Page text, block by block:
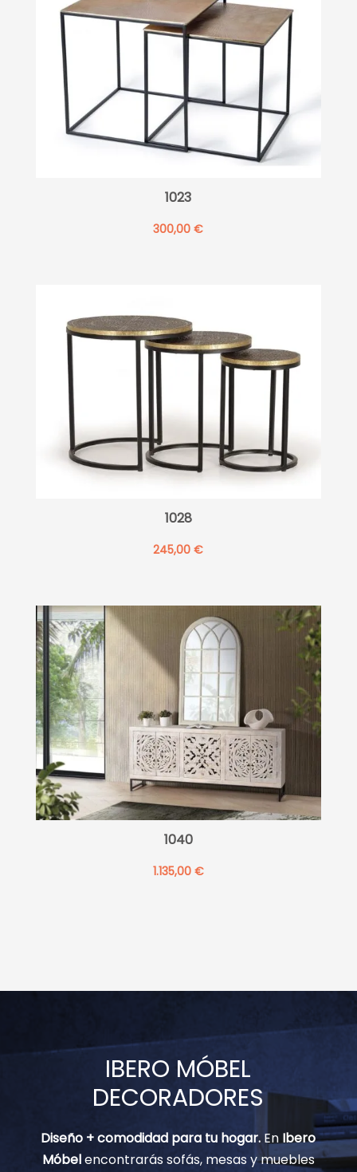
1023
300,00€
1028
245,00€
1040
1.135,00 €
IBERO MÓBEL
DECORADORES
Diseño + comodidad para tu hogar. EnIbero
Móbelencontrarás sofás, mesas y muebles